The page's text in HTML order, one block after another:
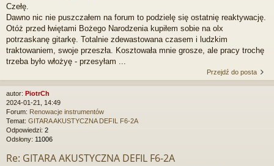
Czełę.
Dawno nic nie puszczałem na forum to podzielę się ostatnię reaktywację.
Otóż przed łwiętami Bożego Narodzenia kupiłem sobie na olx
potrzaskanę gitarkę. Totalnie zdewastowana czasem i ludzkim
traktowaniem, swoje przeszła. Kosztowała mnie grosze, ale pracy trochę
trzeba było włożyę - przesyłam ...
Przejdź do posta
autor: PiotrCh
2024-01-21, 14:49
Forum: Renowacje instrumentów
Temat: GITARA AKUSTYCZNA DEFIL F6-2A
Odpowiedzi: 2
Odsłony: 11006
Re: GITARA AKUSTYCZNA DEFIL F6-2A